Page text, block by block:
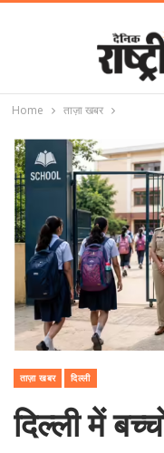
Home ताज़ा खबर
ताज़ा खबर दिल्ली
दिल्ली में